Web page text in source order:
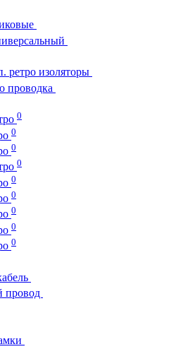
ретро изоляторы
проводка
0
0
0
0
0
0
0
0
0
провод